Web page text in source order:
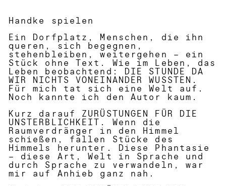
Handke spielen
Ein Dorfplatz, Menschen, die ihn
queren, sich begegnen,
stehenbleiben, weitergehen – ein
Stück ohne Text. Wie im Leben, das
Leben beobachtend: DIE STUNDE DA
WIR NICHTS VONEINANDER WUSSTEN.
Für mich tat sich eine Welt auf.
Noch kannte ich den Autor kaum.
Kurz darauf ZURÜSTUNGEN FÜR DIE
UNSTERBLICHKEIT. Wenn die
Raumverdränger in den Himmel
schießen, fallen Stücke des
Himmels herunter. Diese Phantasie
– diese Art, Welt in Sprache und
durch Sprache zu verwandeln, war
mir auf Anhieb ganz nah.